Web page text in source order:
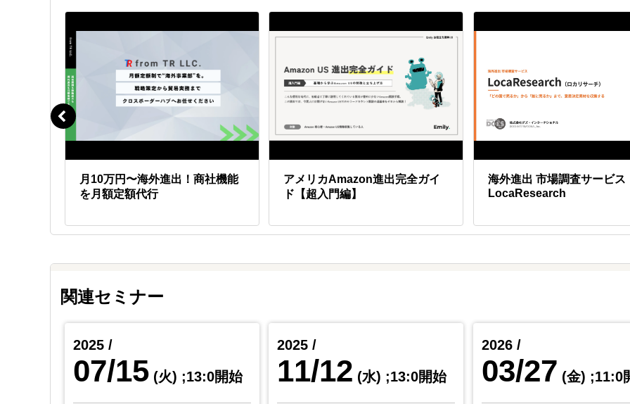
月10万円〜海外進出！商社機能
を月額定額代行
アメリカAmazon進出完全ガイ
ド【超入門編】
海外進出 市場調査サービス
LocaResearch
関連セミナー
2025 /
07/15 (火) ;13:0開始
2025 /
11/12 (水) ;13:0開始
2026 /
03/27 (金) ;11:0